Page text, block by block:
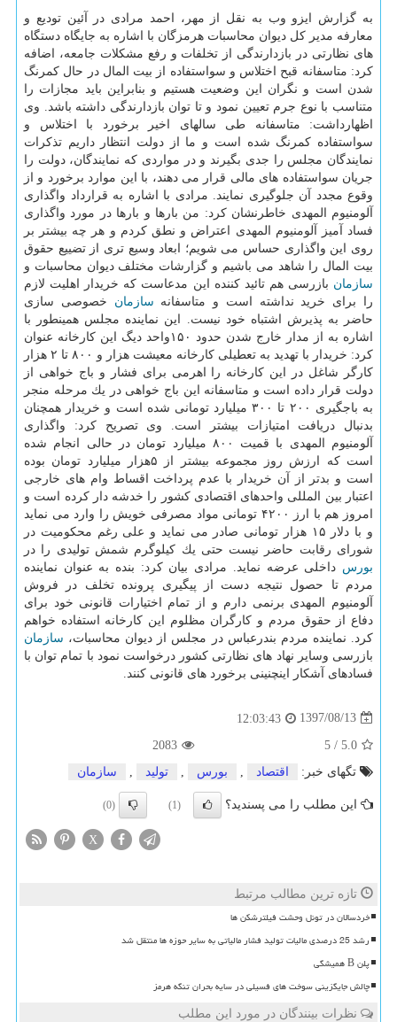
به گزارش ایزو وب به نقل از مهر، احمد مرادی در آئین تودیع و
معارفه مدیر كل دیوان محاسبات هرمزگان با اشاره به جایگاه دستگاه
های نظارتی در بازدارندگی از تخلفات و رفع مشكلات جامعه، اضافه
كرد: متاسفانه قبح اختلاس و سواستفاده از بیت المال در حال كمرنگ
شدن است و نگران این وضعیت هستیم و بنابراین باید مجازات را
متناسب با نوع جرم تعیین نمود و تا توان بازدارندگی داشته باشد. وی
اظهارداشت: متاسفانه طی سالهای اخیر برخورد با اختلاس و
سواستفاده كمرنگ شده است و ما از دولت انتظار داریم تذكرات
نمایندگان مجلس را جدی بگیرند و در مواردی كه نمایندگان، دولت را
جریان سواستفاده های مالی قرار می دهند، با این موارد برخورد و از
وقوع مجدد آن جلوگیری نمایند. مرادی با اشاره به قرارداد واگذاری
آلومنیوم المهدی خاطرنشان كرد: من بارها و بارها در مورد واگذاری
فساد آمیز آلومنیوم المهدی اعتراض و نطق كردم و هر چه بیشتر بر
روی این واگذاری حساس می شویم؛ ابعاد وسیع تری از تضییع حقوق
بیت المال را شاهد می باشیم و گزارشات مختلف دیوان محاسبات و
سازمان بازرسی هم تائید كننده این مدعاست كه خریدار اهلیت لازم
را برای خرید نداشته است و متاسفانه سازمان خصوصی سازی
حاضر به پذیرش اشتباه خود نیست. این نماینده مجلس همینطور با
اشاره به از مدار خارج شدن حدود ۱۵۰واحد دیگ این كارخانه عنوان
كرد: خریدار با تهدید به تعطیلی كارخانه معیشت هزار و ۸۰۰ تا ۲ هزار
كارگر شاغل در این كارخانه را اهرمی برای فشار و باج خواهی از
دولت قرار داده است و متاسفانه این باج خواهی در یك مرحله منجر
به باجگیری ۲۰۰ تا ۳۰۰ میلیارد تومانی شده است و خریدار همچنان
بدنبال دریافت امتیازات بیشتر است. وی تصریح كرد: واگذاری
آلومنیوم المهدی با قمیت ۸۰۰ میلیارد تومان در حالی انجام شده
است كه ارزش روز مجموعه بیشتر از ۵هزار میلیارد تومان بوده
است و بدتر از آن خریدار با عدم پرداخت اقساط وام های خارجی
اعتبار بین المللی واحدهای اقتصادی كشور را خدشه دار كرده است و
امروز هم با ارز ۴۲۰۰ تومانی مواد مصرفی خویش را وارد می نماید
و با دلار ۱۵ هزار تومانی صادر می نماید و علی رغم محكومیت در
شورای رقابت حاضر نیست حتی یك كیلوگرم شمش تولیدی را در
بورس داخلی عرضه نماید. مرادی بیان كرد: بنده به عنوان نماینده
مردم تا حصول نتیجه دست از پیگیری پرونده تخلف در فروش
آلومنیوم المهدی برنمی دارم و از تمام اختیارات قانونی خود برای
دفاع از حقوق مردم و كارگران مظلوم این كارخانه استفاده خواهم
كرد. نماینده مردم بندرعباس در مجلس از دیوان محاسبات، سازمان
بازرسی وسایر نهاد های نظارتی كشور درخواست نمود با تمام توان با
فسادهای آشكار اینچنینی برخورد های قانونی كنند.
1397/08/13
12:03:43
5.0
/
5
2083
تگهای خبر:
اقتصاد , بورس , تولید , سازمان
این مطلب را می پسندید؟ (1)
(0)
X
تازه ترین مطالب مرتبط
خردسالان در تونل وحشت فیلترشکن ها
رشد 25 درصدی مالیات تولید فشار مالیاتی به سایر حوزه ها منتقل شد
پلن B همیشگی
چالش جایگزینی سوخت های فسیلی در سایه بحران تنگه هرمز
نظرات بینندگان در مورد این مطلب